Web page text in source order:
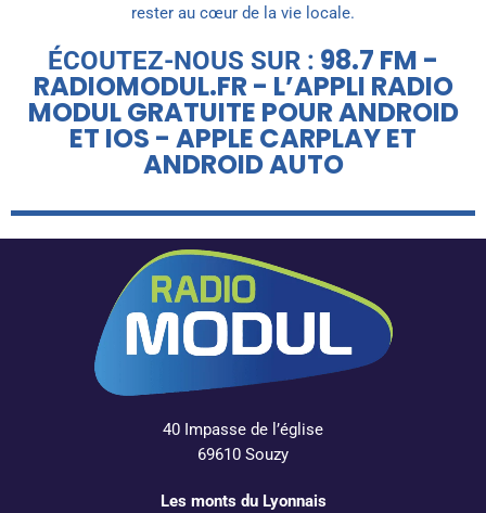
rester au cœur de la vie locale.
ÉCOUTEZ-NOUS SUR : 98.7 FM -
RADIOMODUL.FR - L’APPLI RADIO
MODUL GRATUITE POUR ANDROID
ET IOS - APPLE CARPLAY ET
ANDROID AUTO
40 Impasse de l’église
69610 Souzy
Les monts du Lyonnais